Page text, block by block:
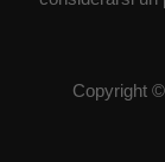
Copyright